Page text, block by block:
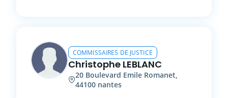
COMMISSAIRES DE JUSTICE
Christophe LEBLANC
20 Boulevard Emile Romanet,
44100 nantes